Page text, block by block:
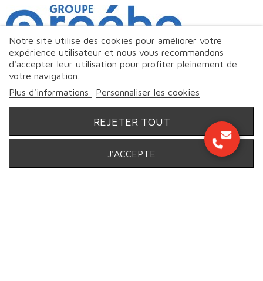
Notre site utilise des cookies pour améliorer votre
expérience utilisateur et nous vous recommandons
d'accepter leur utilisation pour profiter pleinement de
votre navigation.
Plus d'informations
Personnaliser les cookies
REJETER TOUT
J'ACCEPTE
© Markeo - 2026 | Tous droits réservés